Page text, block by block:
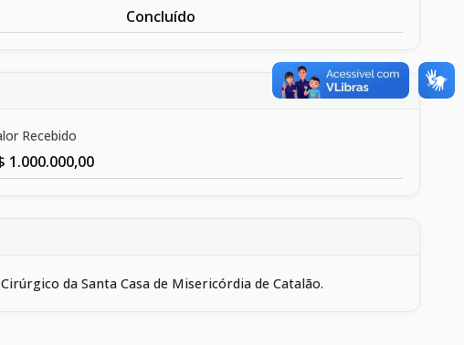
Concluído
Recebido
1.000.000,00
da Santa Casa de Misericórdia de Catalão.